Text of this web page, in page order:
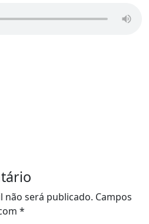
não será publicado. Campos
*